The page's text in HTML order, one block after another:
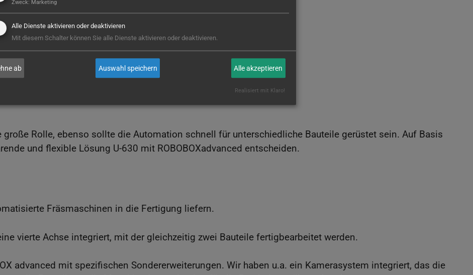
Rolle, ebenso sollte die Automation schnell für unterschiedliche Bauteile gerüstet sein. Auf Basis
und flexible Lösung U-630 mit ROBOBOXadvanced entscheiden.
Fräsmaschinen in die Fertigung liefern.
vierte Achse integriert, mit der gleichzeitig zwei Bauteile fertigbearbeitet werden.
advanced mit spezifischen Sondererweiterungen. Wir haben u.a. ein Kamerasystem integriert, das die
Zweck: Marketing
Alle Dienste aktivieren oder deaktivieren
Mit diesem Schalter können Sie alle Dienste aktivieren oder deaktivieren.
ab Auswahl speichern Alle akzeptieren
Realisiert mit Klaro!